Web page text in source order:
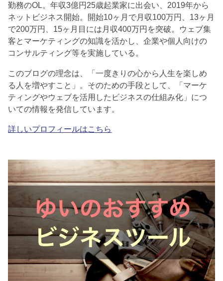
勤務のOL。年収3億円25歳起業家に出会い、2019年から
ネットビジネス開始。開始10ヶ月で月収100万円、13ヶ月
で200万円、15ヶ月目には月収400万円を突破。ウェブ集
客とマーケティングの知識を活かし、企業や個人向けの
コンサルティング等を実施している。
このブログの理念は、「一度きりの心から人生を楽しめ
る人を増やすこと」。そのための手段として、「マーケ
ティングやウェブを活用したビジネスの仕組み化」につ
いての情報を発信しています。
詳しいプロフィールはこちら